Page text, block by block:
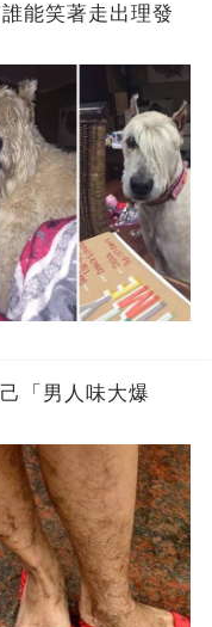
能笑著走出理發
「男人味大爆